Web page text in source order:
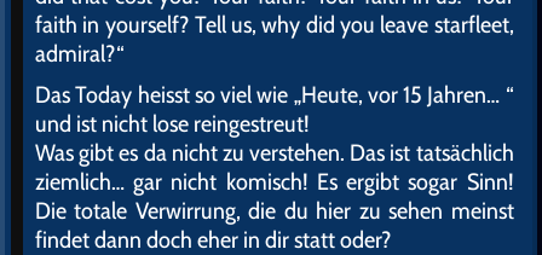
faith in yourself? Tell us, why did you leave starfleet,
admiral?“
Das Today heisst so viel wie „Heute, vor 15 Jahren… “
und ist nicht lose reingestreut!
Was gibt es da nicht zu verstehen. Das ist tatsächlich
ziemlich… gar nicht komisch! Es ergibt sogar Sinn!
Die totale Verwirrung, die du hier zu sehen meinst
findet dann doch eher in dir statt oder?